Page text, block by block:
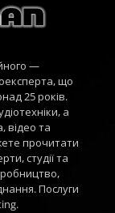
—
що
25 років.
а
відео та
прочитати
студії та
Послуги